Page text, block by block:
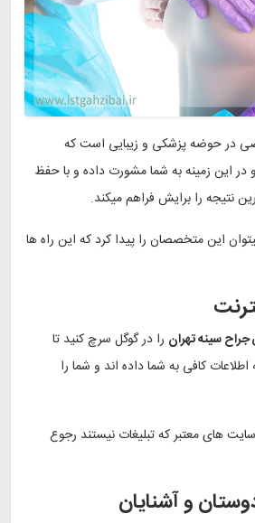
در حوضه پزشکی و زیبایی است که
این زمینه به شما مشورت داده و با حفظ
نتیجه را برایش فراهم میکند.
این متخصصان را پیدا کرد که این راه ها
جراح سینه تهران را در گوگل سرچ کنید تا
کافی به شما داده اند و شما را
های معتبر که تبلیغات نیستند رجوع